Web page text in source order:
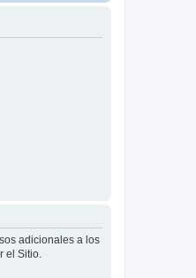
adicionales a los
el Sitio.